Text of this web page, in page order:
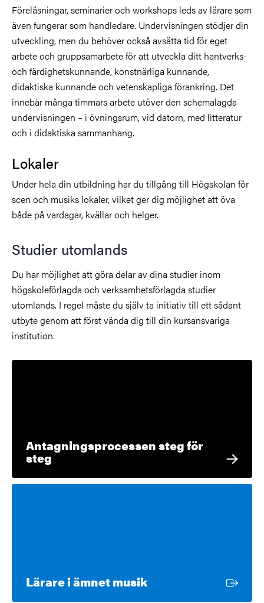
Föreläsningar, seminarier och workshops leds av lärare som
även fungerar som handledare. Undervisningen stödjer din
utveckling, men du behöver också avsätta tid för eget
arbete och gruppsamarbete för att utveckla ditt hantverks-
och färdighetskunnande, konstnärliga kunnande,
didaktiska kunnande och vetenskapliga förankring. Det
innebär många timmars arbete utöver den schemalagda
undervisningen – i övningsrum, vid datorn, med litteratur
och i didaktiska sammanhang.
Lokaler
Under hela din utbildning har du tillgång till Högskolan för
scen och musiks lokaler, vilket ger dig möjlighet att öva
både på vardagar, kvällar och helger.
Studier utomlands
Du har möjlighet att göra delar av dina studier inom
högskoleförlagda och verksamhetsförlagda studier
utomlands. I regel måste du själv ta initiativ till ett sådant
utbyte genom att först vända dig till din kursansvariga
institution.
Antagningsprocessen steg för
steg
Lärare i ämnet musikExtern länk